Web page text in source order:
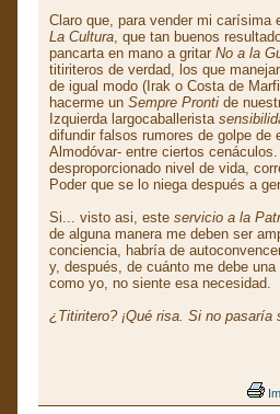
Claro que, para vender mi
La Cultura, que tan buenos
pancarta en mano a gritar No a la
titiriteros de verdad, los que
de igual modo (Irak o Costa de
hacerme un Sempre Pronti de
Izquierda largocaballerista
difundir falsos rumores de golpe de
Almodóvar- entre ciertos
desproporcionado nivel de vida,
Poder que se lo niega después a
Si... visto asi, este servicio a la
de alguna manera me deben ser
conciencia, habría de
y, después, de cuánto me debe
como yo, no siente esa necesidad.
¿Titiritero? ¡Qué risa. Si no pasaría